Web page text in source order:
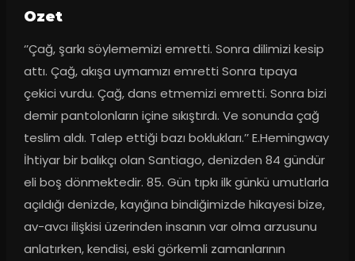
Ozet
‘’Çağ, şarkı söylememizi emretti. Sonra dilimizi kesip
attı. Çağ, akışa uymamızı emretti Sonra tıpaya
çekici vurdu. Çağ, dans etmemizi emretti. Sonra bizi
demir pantolonların içine sıkıştırdı. Ve sonunda çağ
teslim aldı. Talep ettiği bazı boklukları.’’ E.Hemingway
İhtiyar bir balıkçı olan Santiago, denizden 84 gündür
eli boş dönmektedir. 85. Gün tıpkı ilk günkü umutlarla
açıldığı denizde, kayığına bindiğimizde hikayesi bize,
av-avcı ilişkisi üzerinden insanın var olma arzusunu
anlatırken, kendisi, eski görkemli zamanlarının